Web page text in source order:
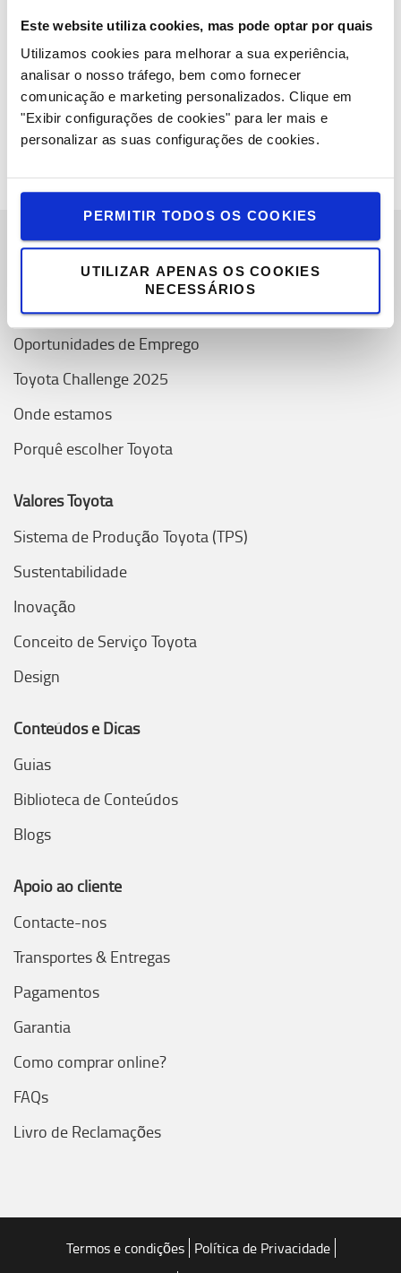
Este website utiliza cookies, mas pode optar por quais
Utilizamos cookies para melhorar a sua experiência,
analisar o nosso tráfego, bem como fornecer
comunicação e marketing personalizados. Clique em
"Exibir configurações de cookies" para ler mais e
personalizar as suas configurações de cookies.
PERMITIR TODOS OS COOKIES
UTILIZAR APENAS OS COOKIES
NECESSÁRIOS
sociedade com zero carbono e continuará a estabelecer
metas desafiantes para reduzir ainda mais o impacto
ambiental dos seus negócios, promovendo tecnologias
compatíveis com a natureza.
Sobre Nós
Toyota Caetano Portugal, SA
Oportunidades de Emprego
Toyota Challenge 2025
Onde estamos
Porquê escolher Toyota
Valores Toyota
Sistema de Produção Toyota (TPS)
Sustentabilidade
Inovação
Conceito de Serviço Toyota
Design
Conteúdos e Dicas
Guias
Biblioteca de Conteúdos
Blogs
Apoio ao cliente
Contacte-nos
Transportes & Entregas
Pagamentos
Garantia
Como comprar online?
FAQs
Livro de Reclamações
Termos e condições Política de Privacidade